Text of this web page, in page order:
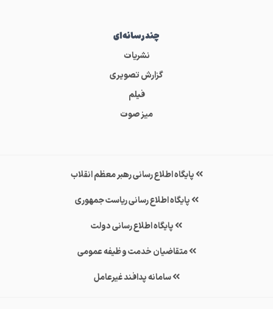
چندرسانه‌ای
نشریات
گزارش تصویری
فیلم
میز صوت
پایگاه اطلاع رسانی رهبر معظم انقلاب
پایگاه اطلاع رسانی ریاست جمهوری
پایگاه اطلاع رسانی دولت
متقاضیان خدمت وظیفه عمومی
سامانه پدافند غیرعامل